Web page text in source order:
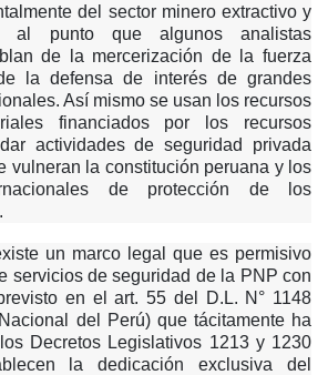
del sector minero extractivo y
al punto que algunos analistas
de la mercerización de la fuerza
la defensa de interés de grandes
Así mismo se usan los recursos
financiados por los recursos
actividades de seguridad privada
vulneran la constitución peruana y los
de protección de los
un marco legal que es permisivo
servicios de seguridad de la PNP con
en el art. 55 del D.L. N° 1148
del Perú) que tácitamente ha
Decretos Legislativos 1213 y 1230
la dedicación exclusiva del